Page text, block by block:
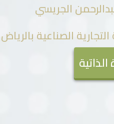
الجريسي
الصناعية بالرياض